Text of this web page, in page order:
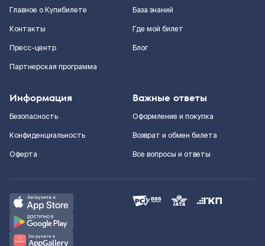
Главное о Купибилете
Контакты
Пресс-центр
Партнерская программа
База знаний
Где мой билет
Блог
Информация
Безопасность
Конфиденциальность
Оферта
Важные ответы
Оформление и покупка
Возврат и обмен билета
Все вопросы и ответы